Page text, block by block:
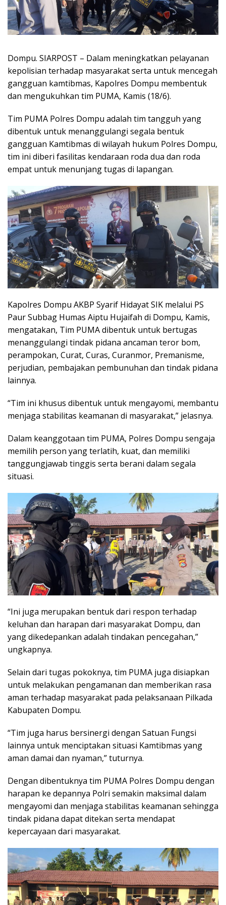
Dompu. SIARPOST – Dalam meningkatkan pelayanan
kepolisian terhadap masyarakat serta untuk mencegah
gangguan kamtibmas, Kapolres Dompu membentuk
dan mengukuhkan tim PUMA, Kamis (18/6).
Tim PUMA Polres Dompu adalah tim tangguh yang
dibentuk untuk menanggulangi segala bentuk
gangguan Kamtibmas di wilayah hukum Polres Dompu,
tim ini diberi fasilitas kendaraan roda dua dan roda
empat untuk menunjang tugas di lapangan.
Kapolres Dompu AKBP Syarif Hidayat SIK melalui PS
Paur Subbag Humas Aiptu Hujaifah di Dompu, Kamis,
mengatakan, Tim PUMA dibentuk untuk bertugas
menanggulangi tindak pidana ancaman teror bom,
perampokan, Curat, Curas, Curanmor, Premanisme,
perjudian, pembajakan pembunuhan dan tindak pidana
lainnya.
“Tim ini khusus dibentuk untuk mengayomi, membantu
menjaga stabilitas keamanan di masyarakat,” jelasnya.
Dalam keanggotaan tim PUMA, Polres Dompu sengaja
memilih person yang terlatih, kuat, dan memiliki
tanggungjawab tinggis serta berani dalam segala
situasi.
“Ini juga merupakan bentuk dari respon terhadap
keluhan dan harapan dari masyarakat Dompu, dan
yang dikedepankan adalah tindakan pencegahan,”
ungkapnya.
Selain dari tugas pokoknya, tim PUMA juga disiapkan
untuk melakukan pengamanan dan memberikan rasa
aman terhadap masyarakat pada pelaksanaan Pilkada
Kabupaten Dompu.
“Tim juga harus bersinergi dengan Satuan Fungsi
lainnya untuk menciptakan situasi Kamtibmas yang
aman damai dan nyaman,” tuturnya.
Dengan dibentuknya tim PUMA Polres Dompu dengan
harapan ke depannya Polri semakin maksimal dalam
mengayomi dan menjaga stabilitas keamanan sehingga
tindak pidana dapat ditekan serta mendapat
kepercayaan dari masyarakat.